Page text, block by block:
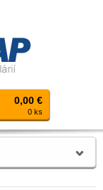
0,00 €
0 ks